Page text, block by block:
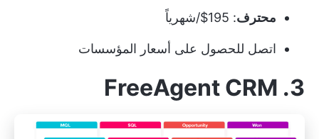
محترف: 195$/شهرياً
اتصل للحصول على أسعار المؤسسات
3. FreeAgent CRM